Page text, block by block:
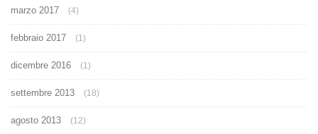
marzo 2017 (4)
febbraio 2017 (1)
dicembre 2016 (1)
settembre 2013 (18)
agosto 2013 (12)